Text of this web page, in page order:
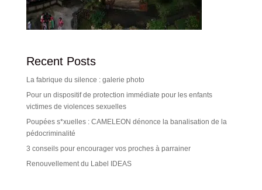
Recent Posts
La fabrique du silence : galerie photo
Pour un dispositif de protection immédiate pour les enfants
victimes de violences sexuelles
Poupées s*xuelles : CAMELEON dénonce la banalisation de la
pédocriminalité
3 conseils pour encourager vos proches à parrainer
Renouvellement du Label IDEAS